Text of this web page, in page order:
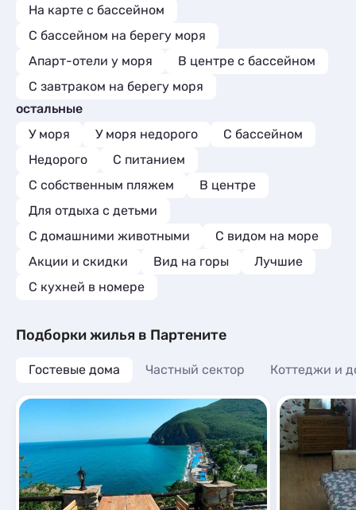
На карте с бассейном
С бассейном на берегу моря
Апарт-отели у моря
В центре с бассейном
С завтраком на берегу моря
остальные
У моря
У моря недорого
С бассейном
Недорого
С питанием
С собственным пляжем
В центре
Для отдыха с детьми
С домашними животными
С видом на море
Акции и скидки
Вид на горы
Лучшие
C кухней в номере
Подборки жилья в Партените
Гостевые дома Частный сектор Коттеджи и